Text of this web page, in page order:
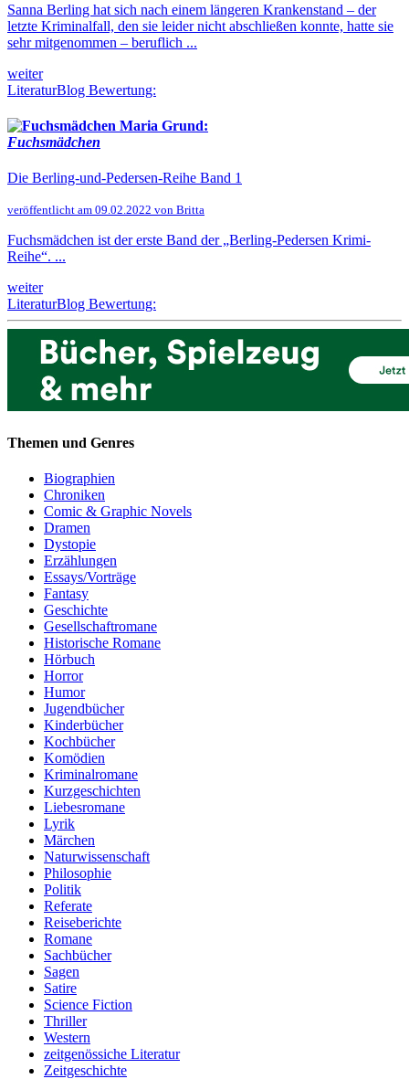
Sanna Berling hat sich nach einem längeren Krankenstand – der
letzte Kriminalfall, den sie leider nicht abschließen konnte, hatte sie
sehr mitgenommen – beruflich ...
weiter
LiteraturBlog Bewertung:
Maria Grund:
Fuchsmädchen
Die Berling-und-Pedersen-Reihe Band 1
veröffentlicht am 09.02.2022 von Britta
Fuchsmädchen ist der erste Band der „Berling-Pedersen Krimi-
Reihe“. ...
weiter
LiteraturBlog Bewertung:
Themen und Genres
Biographien
Chroniken
Comic & Graphic Novels
Dramen
Dystopie
Erzählungen
Essays/Vorträge
Fantasy
Geschichte
Gesellschaftromane
Historische Romane
Hörbuch
Horror
Humor
Jugendbücher
Kinderbücher
Kochbücher
Komödien
Kriminalromane
Kurzgeschichten
Liebesromane
Lyrik
Märchen
Naturwissenschaft
Philosophie
Politik
Referate
Reiseberichte
Romane
Sachbücher
Sagen
Satire
Science Fiction
Thriller
Western
zeitgenössiche Literatur
Zeitgeschichte